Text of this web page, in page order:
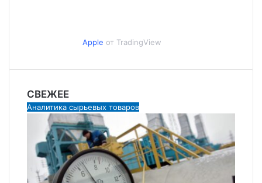
Apple от TradingView
СВЕЖЕЕ
Аналитика сырьевых товаров